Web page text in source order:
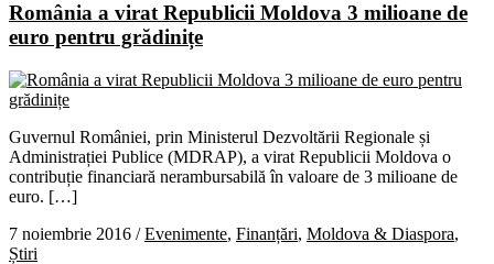
România a virat Republicii Moldova 3 milioane de
euro pentru grădinițe
Guvernul României, prin Ministerul Dezvoltării Regionale și
Administrației Publice (MDRAP), a virat Republicii Moldova o
contribuție financiară nerambursabilă în valoare de 3 milioane de
euro. […]
7 noiembrie 2016 /Evenimente, Finanțări, Moldova & Diaspora,
Știri